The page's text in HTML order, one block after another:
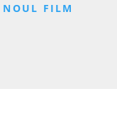
FILM